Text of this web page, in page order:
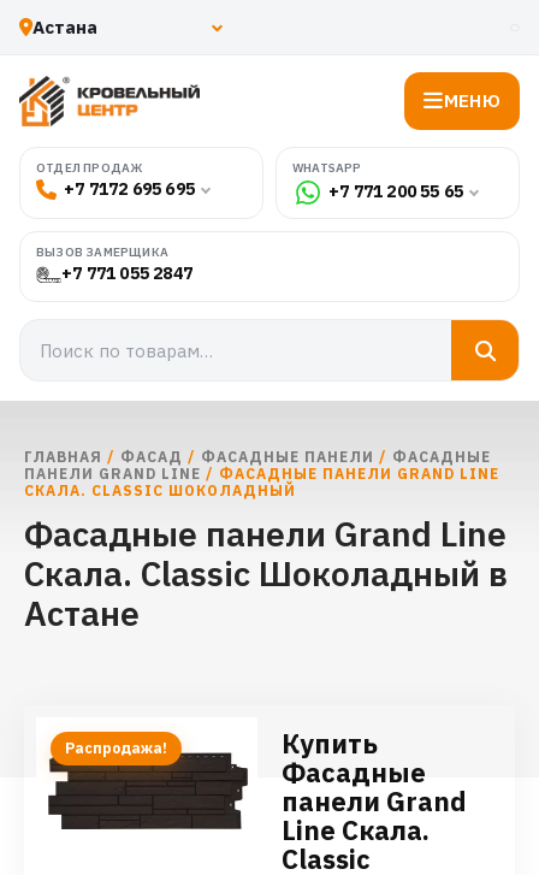
МЕНЮ
ОТДЕЛ ПРОДАЖ
+7 7172 695 695
WHATSAPP
+7 771 200 55 65
ВЫЗОВ ЗАМЕРЩИКА
+7 771 055 2847
ГЛАВНАЯ / ФАСАД / ФАСАДНЫЕ ПАНЕЛИ / ФАСАДНЫЕ
ПАНЕЛИ GRAND LINE / ФАСАДНЫЕ ПАНЕЛИ GRAND LINE
СКАЛА. CLASSIC ШОКОЛАДНЫЙ
Фасадные панели Grand Line
Скала. Classic Шоколадный в
Астане
Распродажа!
Купить
Фасадные
панели Grand
Line Скала.
Classic